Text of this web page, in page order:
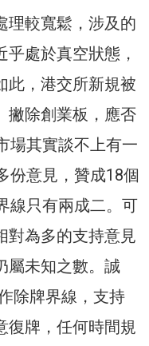
理較寬鬆，涉及的
處於真空狀態，
此，港交所新規被
撇除創業板，應否
場其實談不上有一
份意見，贊成18個
線只有兩成二。可
對為多的支持意見
屬未知之數。誠
除牌界線，支持
復牌，任何時間規